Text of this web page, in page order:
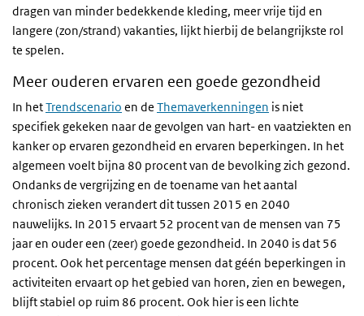
dragen van minder bedekkende kleding, meer vrije tijd en
langere (zon/strand) vakanties, lijkt hierbij de belangrijkste rol
te spelen.
Meer ouderen ervaren een goede gezondheid
In hetTrendscenario en de Themaverkenningen is niet
specifiek gekeken naar de gevolgen van hart- en vaatziekten en
kanker op ervaren gezondheid en ervaren beperkingen. In het
algemeen voelt bijna 80 procent van de bevolking zich gezond.
Ondanks de vergrijzing en de toename van het aantal
chronisch zieken verandert dit tussen 2015 en 2040
nauwelijks. In 2015 ervaart 52 procent van de mensen van 75
jaar en ouder een (zeer) goede gezondheid. In 2040 is dat 56
procent. Ook het percentage mensen dat géén beperkingen in
activiteiten ervaart op het gebied van horen, zien en bewegen,
blijft stabiel op ruim 86 procent. Ook hier is een lichte